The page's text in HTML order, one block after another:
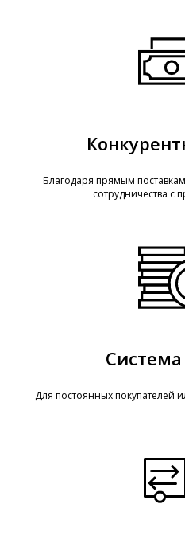
Благодаря прямым
сотрудничества с
Для постоянных покупателей